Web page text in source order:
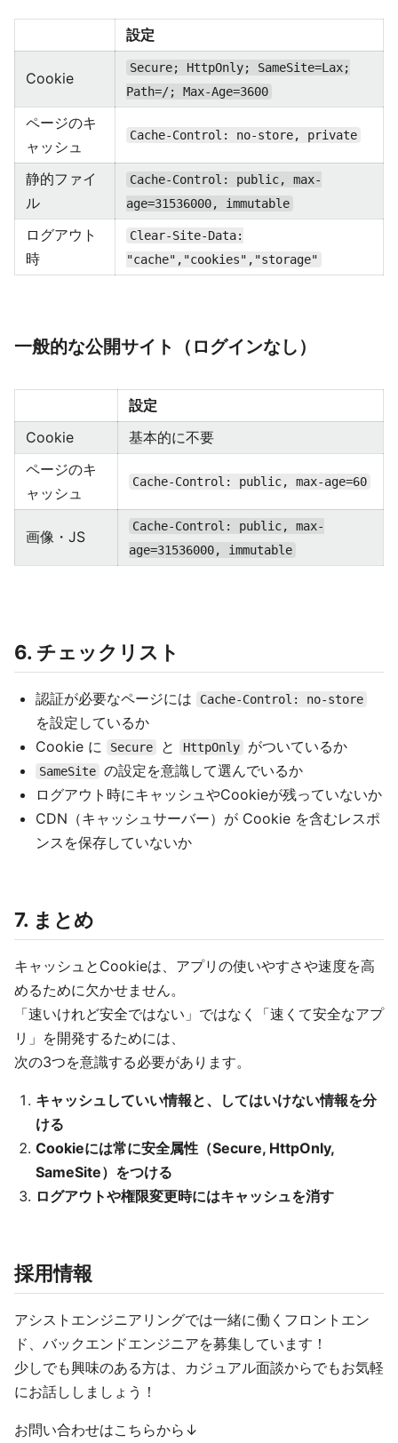
設定
Cookie
Secure; HttpOnly; SameSite=Lax;
Path=/; Max-Age=3600
ページのキ
ャッシュ
Cache-Control: no-store, private
静的ファイ
ル
Cache-Control: public, max-
age=31536000, immutable
ログアウト
時
Clear-Site-Data:
"cache","cookies","storage"
一般的な公開サイト（ログインなし）
設定
Cookie
基本的に不要
ページのキ
ャッシュ
Cache-Control: public, max-age=60
画像・JS
Cache-Control: public, max-
age=31536000, immutable
6. チェックリスト
認証が必要なページには Cache-Control: no-store
を設定しているか
Cookie に
Secure と HttpOnly がついているか
SameSite の設定を意識して選んでいるか
ログアウト時にキャッシュやCookieが残っていないか
CDN（キャッシュサーバー）が Cookie を含むレスポ
ンスを保存していないか
7. まとめ
キャッシュとCookieは、アプリの使いやすさや速度を高
めるために欠かせません。
「速いけれど安全ではない」ではなく「速くて安全なアプ
リ」を開発するためには、
次の3つを意識する必要があります。
キャッシュしていい情報と、してはいけない情報を分
ける
Cookieには常に安全属性（Secure, HttpOnly,
SameSite）をつける
ログアウトや権限変更時にはキャッシュを消す
採用情報
アシストエンジニアリングでは一緒に働くフロントエン
ド、バックエンドエンジニアを募集しています！
少しでも興味のある方は、カジュアル面談からでもお気軽
にお話ししましょう！
お問い合わせはこちらから↓